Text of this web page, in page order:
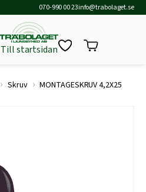
070-990 00 23info@trabolaget.se
Till startsidan
› Skruv › MONTAGESKRUV 4,2X25